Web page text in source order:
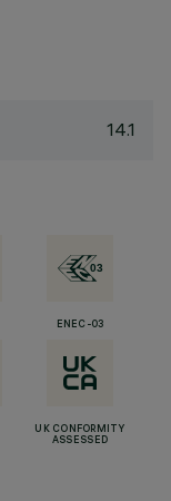
14.1
ENEC-03
UK CONFORMITY
ASSESSED